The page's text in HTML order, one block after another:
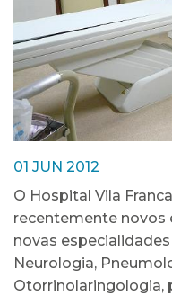
01 JUN 2012
O Hospital Vila
recentemente novos
novas
Neurologia,
Otorrinolaringologia,